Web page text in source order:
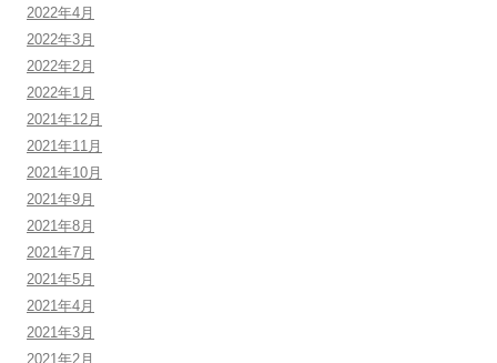
2022年4月
2022年3月
2022年2月
2022年1月
2021年12月
2021年11月
2021年10月
2021年9月
2021年8月
2021年7月
2021年5月
2021年4月
2021年3月
2021年2月